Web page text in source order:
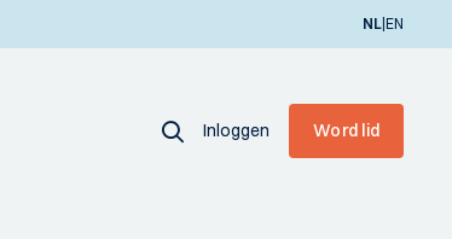
NL|EN
Inloggen Word lid